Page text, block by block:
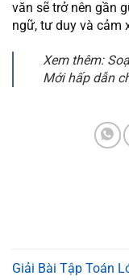
văn sẽ trở nên gần
ngữ, tư duy và cảm
Xem thêm:
Mới hấp dẫn
Giải Bài Tập Toán